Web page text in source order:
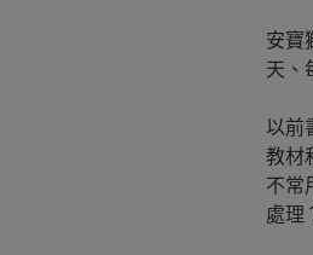
安寶
天、
以前
教材
不常
處理